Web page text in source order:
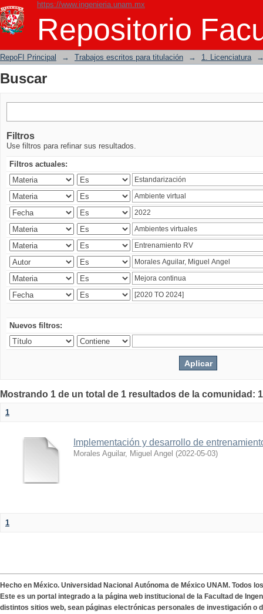
https://www.ingenieria.unam.mx
Repositorio
Buscar
RepoFI Principal → Trabajos escritos para titulación → 1. Licenciatura
Buscar
Filtros
Use filtros para refinar sus resultados.
Filtros actuales:
Nuevos filtros:
Mostrando 1 de un total de 1 resultados de la comunidad:
1
Implementación y desarrollo de
Morales Aguilar, Miguel Angel (2022-05-03)
1
Hecho en México. Universidad Nacional Autónoma de México UNAM. Todos
Este es un portal integrado a la página web institucional de la Facultad de
distintos sitios web, sean páginas electrónicas personales de investigación o